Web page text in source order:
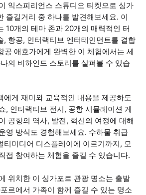
익스피리언스 스튜디오 티켓으로 싱가
즐길거리 중 하나를 발견해보세요. 이
10개의 테마 존과 20개의 매력적인 터
, 항공, 인터랙티브 엔터테인먼트를 결합
공 애호가에게 완벽한 이 체험에서는 세
의 비하인드 스토리를 살펴볼 수 있습
에게 재미와 교육적인 내용을 제공하도
, 인터랙티브 전시, 공항 시뮬레이션 게
공항의 역사, 발전, 혁신의 여정에 대해
영 방식도 경험해보세요. 수하물 취급
티미디어 디스플레이에 이르기까지, 모
접 참여하는 체험을 즐길 수 있습니다.
위치한 이 싱가포르 관광 명소는 출발
르에서 가족이 함께 즐길 수 있는 명소